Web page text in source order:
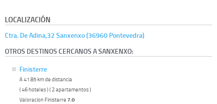
LOCALIZACIÓN
Ctra. De Adina,32 Sanxenxo (36960 Pontevedra)
OTROS DESTINOS CERCANOS A SANXENXO:
Finisterre
A 41.85 km de distancia
( 46 hoteles ) ( 2 apartamentos )
Valoracion Finisterre 7.0